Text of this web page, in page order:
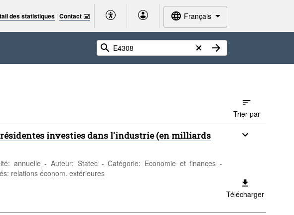
des statistiques |Contact 🖃 Français
Trier par
investies dans l'industrie (en milliards
annuelle - Auteur: Statec - Catégorie: Economie et finances -
relations économ. extérieures
Télécharger